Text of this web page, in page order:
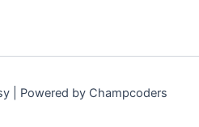
| Powered by Champcoders